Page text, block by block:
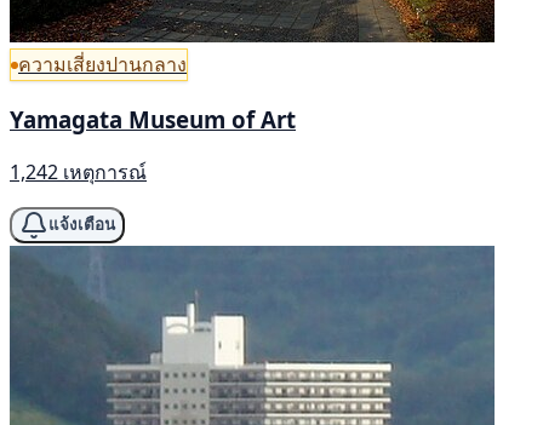
ความเสี่ยงปานกลาง
Yamagata Museum of Art
1,242 เหตุการณ์
แจ้งเตือน